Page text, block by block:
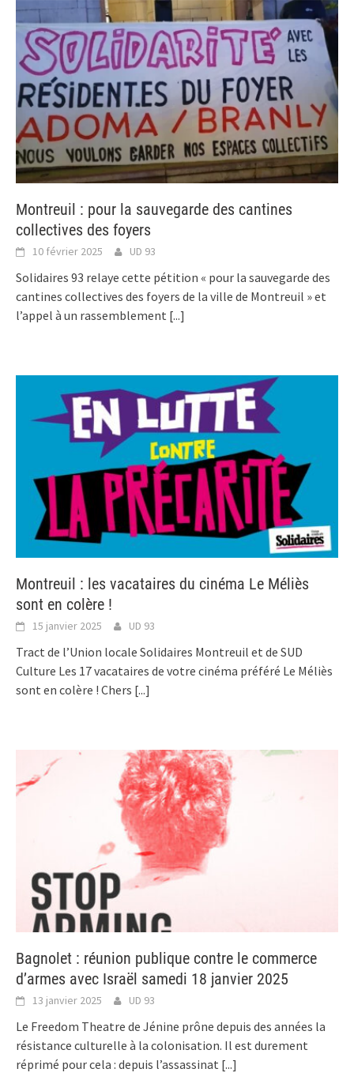
Montreuil : pour la sauvegarde des cantines
collectives des foyers
10 février 2025 UD 93
Solidaires 93 relaye cette pétition « pour la sauvegarde des
cantines collectives des foyers de la ville de Montreuil » et
l’appel à un rassemblement [...]
Montreuil : les vacataires du cinéma Le Méliès
sont en colère !
15 janvier 2025 UD 93
Tract de l’Union locale Solidaires Montreuil et de SUD
Culture Les 17 vacataires de votre cinéma préféré Le Méliès
sont en colère ! Chers [...]
Bagnolet : réunion publique contre le commerce
d’armes avec Israël samedi 18 janvier 2025
13 janvier 2025 UD 93
Le Freedom Theatre de Jénine prône depuis des années la
résistance culturelle à la colonisation. Il est durement
réprimé pour cela : depuis l’assassinat [...]